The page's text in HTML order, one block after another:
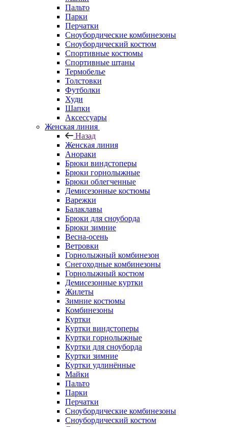
Пальто
Парки
Перчатки
Сноубордические комбинезоны
Сноубордический костюм
Спортивные костюмы
Спортивные штаны
Термобелье
Толстовки
Футболки
Худи
Шапки
Аксессуары
Женская линия
Назад
Женская линия
Анораки
Брюки виндстоперы
Брюки горнолыжные
Брюки облегченные
Демисезонные костюмы
Варежки
Балаклавы
Брюки для сноуборда
Брюки зимние
Весна-осень
Ветровки
Горнолыжный комбинезон
Снегоходные комбинезоны
Горнолыжный костюм
Демисезонные куртки
Жилеты
Зимние костюмы
Комбинезоны
Куртки
Куртки виндстоперы
Куртки горнолыжные
Куртки для сноуборда
Куртки зимние
Куртки удлинённые
Майки
Пальто
Парки
Перчатки
Сноубордические комбинезоны
Сноубордический костюм